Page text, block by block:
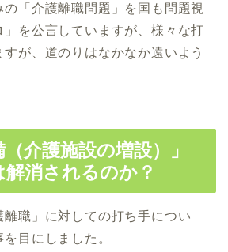
の「介護離職問題」を国も問題視
」を公言していますが、様々な打
が、道のりはなかなか遠いよう
（介護施設の増設）」
消されるのか？
離職」に対しての打ち手につい
目にしました。